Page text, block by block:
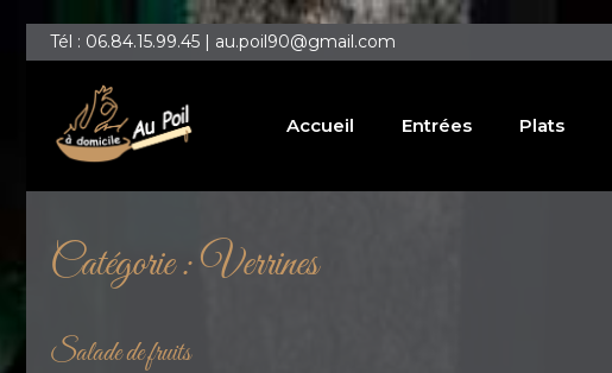
Tél : 06.84.15.99.45 | au.poil90@gmail.com
Accueil Entrées Plats
Catégorie :Verrines
Salade de fruits